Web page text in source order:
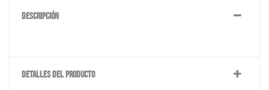
DESCRIPCIÓN
DETALLES DEL PRODUCTO